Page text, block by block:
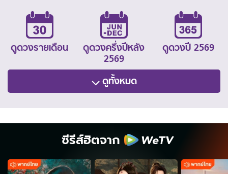
ดูดวงรายเดือน
ดูดวงครึ่งปีหลัง
2569
ดูดวงปี 2569
ดูทั้งหมด
ซีรีส์ฮิตจาก